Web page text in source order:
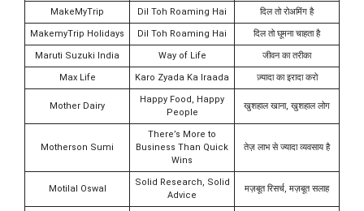
MakeMyTrip Dil Toh Roaming Hai दिल तो रोअमिंग है
MakemyTrip Holidays Dil Toh Roaming Hai दिल तो घूमना चाहता है
Maruti Suzuki India Way of Life जीवन का तरीका
Max Life Karo Zyada Ka Iraada ज़्यादा का इरादा करो
Mother Dairy
Happy Food, Happy
People
खुशहाल खाना, खुशहाल लोग
Motherson Sumi
There’s More to
Business Than Quick
Wins
तेज़ लाभ से ज्यादा व्यवसाय है
Motilal Oswal
Solid Research, Solid
Advice
मज़बूत रिसर्च, मज़बूत सलाह